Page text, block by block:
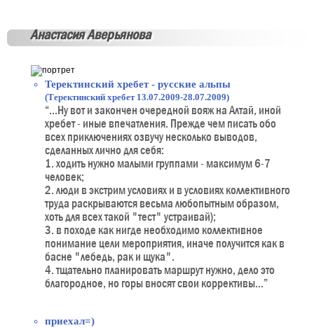
Анастасия Аверьянова
Теректинский хребет - русские альпы
(Теректинский хребет 13.07.2009-28.07.2009)
“...Ну вот и закончен очередной вояж на Алтай, иной
хребет - иные впечатления. Прежде чем писать обо
всех приключениях озвучу несколько выводов,
сделанных лично для себя:
1. ходить нужно малыми группами - максимум 6-7
человек;
2. люди в экстрим условиях и в условиях коллективного
труда раскрываются весьма любопытным образом,
хоть для всех такой "тест" устраивай);
3. в походе как нигде необходимо коллективное
понимание цели мероприятия, иначе получится как в
басне "лебедь, рак и щука".
4. тщательно планировать маршрут нужно, дело это
благородное, но горы вносят свои коррективы...”
приехал=)